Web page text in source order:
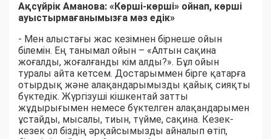
Ақсүйрік Аманова: «Көрші-көрші» ойнап, көрші
ауыстырмағанымызға мәз едік»
- Мен алыстағы жас кезімнен бірнеше ойын
білемін. Ең танымал ойын – «Алтын сақина
жоғалды, жоғалғанды кім алды?». Бұл ойын
туралы айта кетсем. Достарыммен бірге қатарға
отырдық және алақандарымызды қайық сияқты
бүктедік. Жүргізуші кішкентай затты
жұдырығымен немесе бүктелген алақандарымен
ұстайды, мысалы, тиын, түйме, сақина. Кезек-
кезек ол біздің әрқайсымызды айналып өтіп,